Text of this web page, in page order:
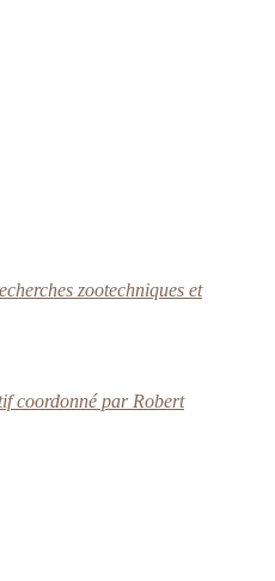
zootechniques et
coordonné par Robert